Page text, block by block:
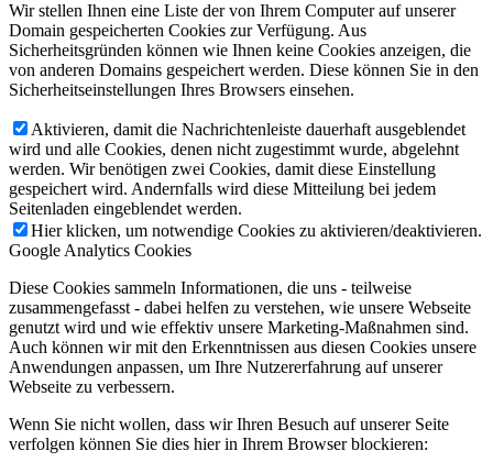
Wir stellen Ihnen eine Liste der von Ihrem Computer auf unserer
Domain gespeicherten Cookies zur Verfügung. Aus
Sicherheitsgründen können wie Ihnen keine Cookies anzeigen, die
von anderen Domains gespeichert werden. Diese können Sie in den
Sicherheitseinstellungen Ihres Browsers einsehen.
Aktivieren, damit die Nachrichtenleiste dauerhaft ausgeblendet
wird und alle Cookies, denen nicht zugestimmt wurde, abgelehnt
werden. Wir benötigen zwei Cookies, damit diese Einstellung
gespeichert wird. Andernfalls wird diese Mitteilung bei jedem
Seitenladen eingeblendet werden.
Hier klicken, um notwendige Cookies zu aktivieren/deaktivieren.
Google Analytics Cookies
Diese Cookies sammeln Informationen, die uns - teilweise
zusammengefasst - dabei helfen zu verstehen, wie unsere Webseite
genutzt wird und wie effektiv unsere Marketing-Maßnahmen sind.
Auch können wir mit den Erkenntnissen aus diesen Cookies unsere
Anwendungen anpassen, um Ihre Nutzererfahrung auf unserer
Webseite zu verbessern.
Wenn Sie nicht wollen, dass wir Ihren Besuch auf unserer Seite
verfolgen können Sie dies hier in Ihrem Browser blockieren: